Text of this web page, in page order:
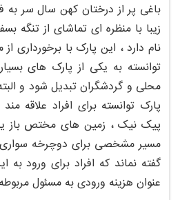
باغی پر از درختان کهن سال سر
زیبا با منظره ای تماشای از تنگه
توانسته به یکی از پارک های
محلی و گردشگران تبدیل شود و
پارک توانسته برای افراد علاقه
پیک نیک ، زمین های مختص باز
مسیر مشخصی برای دوچرخه سواری
گفته نماند که افراد برای ورود به
عنوان هزینه ورودی به مسئول